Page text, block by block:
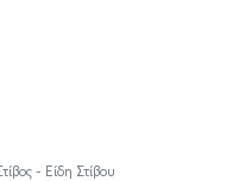
- Είδη Στίβου